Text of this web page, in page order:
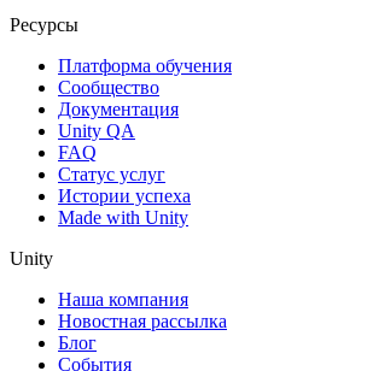
Ресурсы
Платформа обучения
Сообщество
Документация
Unity QA
FAQ
Статус услуг
Истории успеха
Made with Unity
Unity
Наша компания
Новостная рассылка
Блог
События